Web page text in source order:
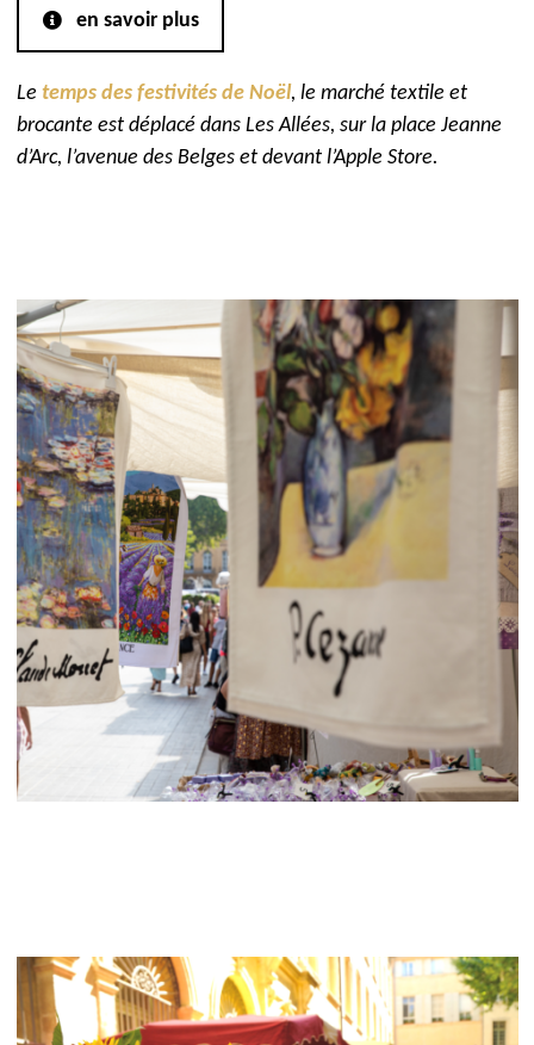
en savoir plus
Le temps des festivités de Noël, le marché textile et
brocante est déplacé dans Les Allées, sur la place Jeanne
d’Arc, l’avenue des Belges et devant l’Apple Store.